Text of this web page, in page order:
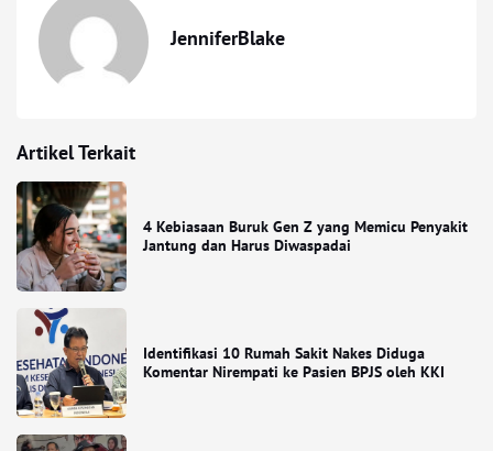
JenniferBlake
Artikel Terkait
4 Kebiasaan Buruk Gen Z yang Memicu Penyakit
Jantung dan Harus Diwaspadai
Identifikasi 10 Rumah Sakit Nakes Diduga
Komentar Nirempati ke Pasien BPJS oleh KKI